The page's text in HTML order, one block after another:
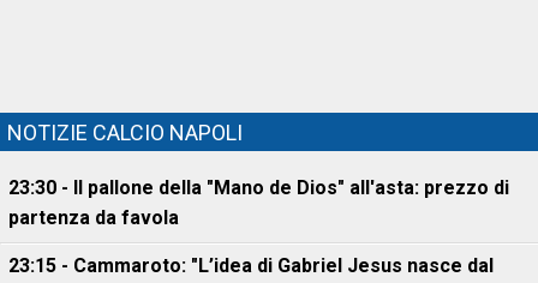
NOTIZIE CALCIO NAPOLI
23:30 - Il pallone della "Mano de Dios" all'asta: prezzo di
partenza da favola
23:15 - Cammaroto: "L’idea di Gabriel Jesus nasce dal